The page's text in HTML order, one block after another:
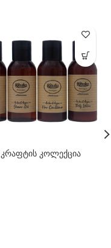
კრაფტის კოლექცია